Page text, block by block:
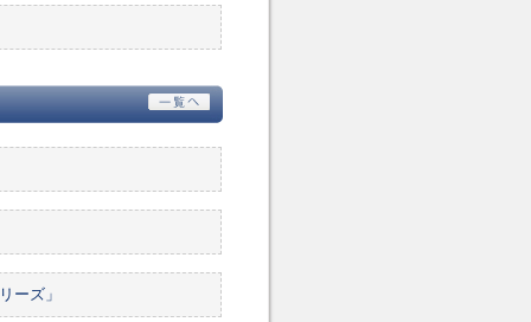
ーズ」